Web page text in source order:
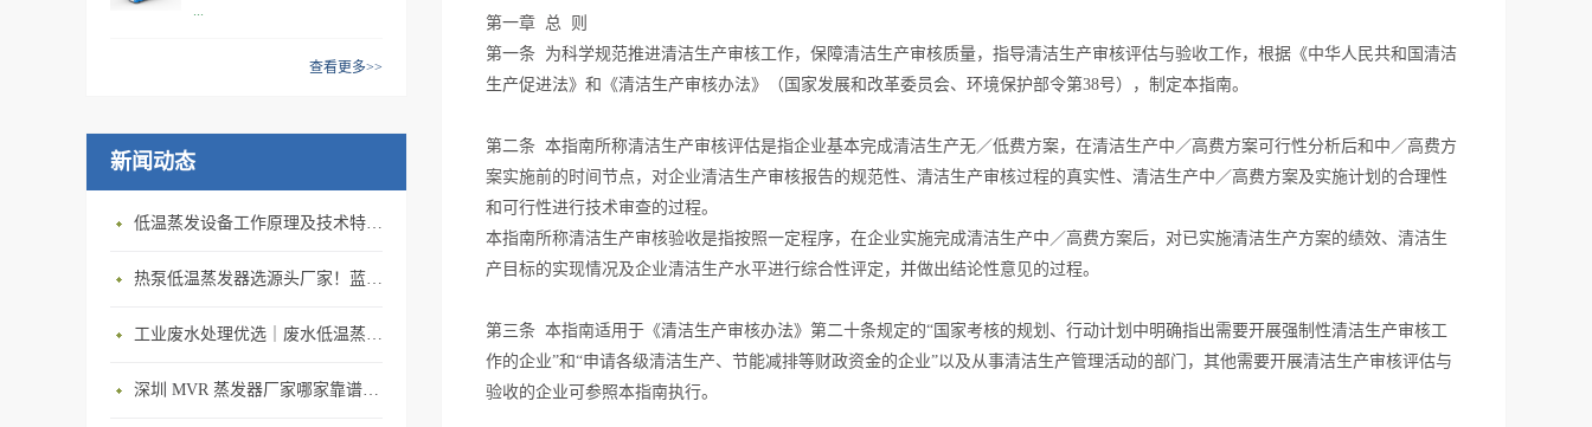
（单位：mm）最小安装面
录、自分析，在线对控制参数
动时，仍保持最佳性能。经济
凝水可回用到工艺中或经过简
缩，可获得高品质的蒸馏水：
300L/h 年处理能力1800m³/y
（单位：mm）最小安装面
器是机械式蒸汽再压缩技术
recompression ）的简称，
身产生的二次蒸汽的能量，从
节能技术，广泛应用于溶液的
_Nova1000 污水处理系
...
力1000L/h 年处理能力
6000m³/y单位能耗：50kWh/m³
尺寸（L*B*H）：
mm）最小安装面积：50㎡ 应
械压缩蒸发是将水蒸汽通过蒸
蒸发器，在蒸发器释放出 潜热
查看更多>>
新闻动态
低温蒸发设备工作原理及技术特点｜低温蒸发器运行环境与能耗优势解析
热泵低温蒸发器选源头厂家！蓝石低温热泵蒸发器解决中小企业废液处置难题
工业废水处理优选｜废水低温蒸发器 节能型工业废水蒸发器设备厂家
深圳 MVR 蒸发器厂家哪家靠谱？深圳市蓝石环保 MVR 蒸发器，详解 MVR 蒸发器工作原理
第一章 总 则
第一条 为科学规范推进清洁生产审核工作，保障清洁生产审核质量，指导清洁生产审核评估与验收工作，根据《中华人民共和国清洁
生产促进法》和《清洁生产审核办法》（国家发展和改革委员会、环境保护部令第38号），制定本指南。
第二条 本指南所称清洁生产审核评估是指企业基本完成清洁生产无／低费方案，在清洁生产中／高费方案可行性分析后和中／高费方
案实施前的时间节点，对企业清洁生产审核报告的规范性、清洁生产审核过程的真实性、清洁生产中／高费方案及实施计划的合理性
和可行性进行技术审查的过程。
本指南所称清洁生产审核验收是指按照一定程序，在企业实施完成清洁生产中／高费方案后，对已实施清洁生产方案的绩效、清洁生
产目标的实现情况及企业清洁生产水平进行综合性评定，并做出结论性意见的过程。
第三条 本指南适用于《清洁生产审核办法》第二十条规定的“国家考核的规划、行动计划中明确指出需要开展强制性清洁生产审核工
作的企业”和“申请各级清洁生产、节能减排等财政资金的企业”以及从事清洁生产管理活动的部门，其他需要开展清洁生产审核评估与
验收的企业可参照本指南执行。